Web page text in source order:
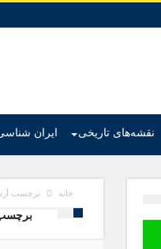
نقشه‌های تاریخی ایران
خانه برچسب
برچسب